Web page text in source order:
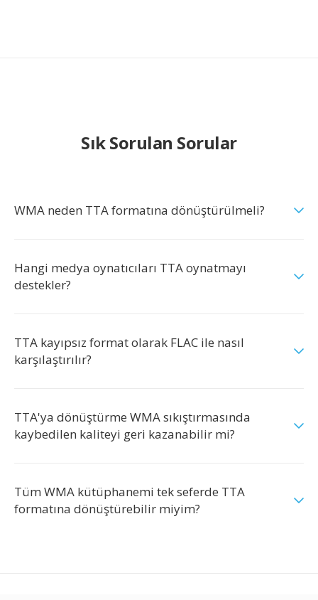
Sık Sorulan Sorular
WMA neden TTA formatına dönüştürülmeli?
Hangi medya oynatıcıları TTA oynatmayı
destekler?
TTA kayıpsız format olarak FLAC ile nasıl
karşılaştırılır?
TTA'ya dönüştürme WMA sıkıştırmasında
kaybedilen kaliteyi geri kazanabilir mi?
Tüm WMA kütüphanemi tek seferde TTA
formatına dönüştürebilir miyim?